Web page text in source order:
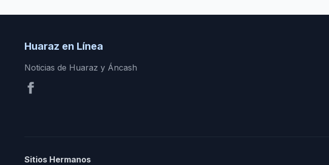
Huaraz en Línea
Noticias de Huaraz y Áncash
Sitios Hermanos